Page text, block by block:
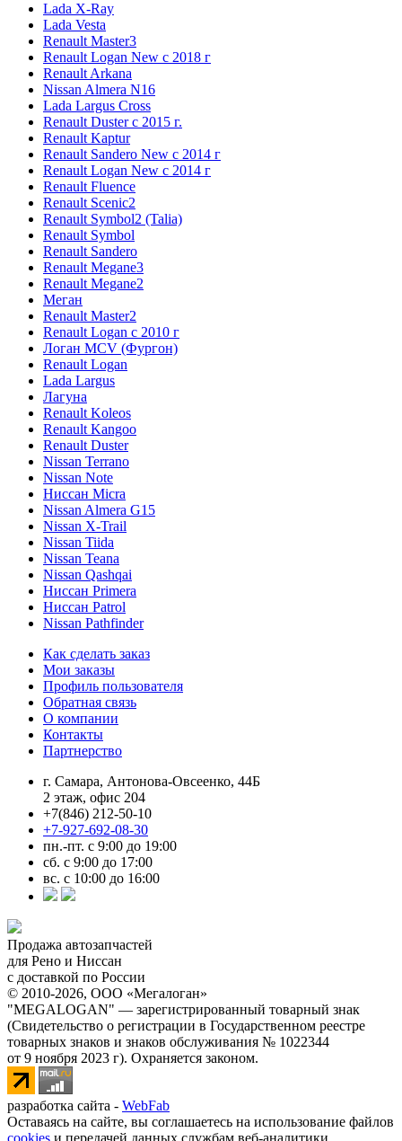
Lada X-Ray
Lada Vesta
Renault Master3
Renault Logan New с 2018 г
Renault Arkana
Nissan Almera N16
Lada Largus Cross
Renault Duster с 2015 г.
Renault Kaptur
Renault Sandero New с 2014 г
Renault Logan New с 2014 г
Renault Fluence
Renault Scenic2
Renault Symbol2 (Talia)
Renault Symbol
Renault Sandero
Renault Megane3
Renault Megane2
Меган
Renault Master2
Renault Logan c 2010 г
Логан МСV (Фургон)
Renault Logan
Lada Largus
Лагуна
Renault Koleos
Renault Kangoo
Renault Duster
Nissan Terrano
Nissan Note
Ниссан Micra
Nissan Almera G15
Nissan X-Trail
Nissan Tiida
Nissan Teana
Nissan Qashqai
Ниссан Primera
Ниссан Patrol
Nissan Pathfinder
Как сделать заказ
Мои заказы
Профиль пользователя
Обратная связь
О компании
Контакты
Партнерство
г. Самара, Антонова-Овсеенко, 44Б
2 этаж, офис 204
+7(846) 212-50-10
+7-927-692-08-30
пн.-пт. с 9:00 до 19:00
сб. с 9:00 до 17:00
вс. с 10:00 до 16:00
Продажа автозапчастей
для Рено и Ниссан
с доставкой по России
© 2010-2026, ООО «Мегалоган»
"MEGALOGAN" — зарегистрированный товарный знак
(Свидетельство о регистрации в Государственном реестре
товарных знаков и знаков обслуживания № 1022344
от 9 ноября 2023 г). Охраняется законом.
разработка сайта - WebFab
Оставаясь на сайте, вы соглашаетесь на использование файлов